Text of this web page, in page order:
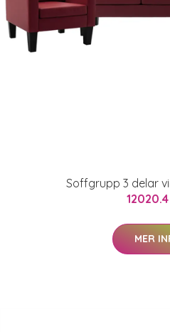
Soffgrupp 3 delar
12020.4
MER